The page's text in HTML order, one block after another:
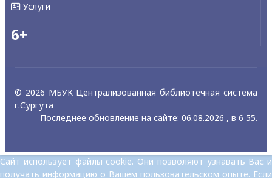
Услуги
6+
© 2026 МБУК Централизованная библиотечная система
г.Сургута
Последнее обновление на сайте: 06.08.2026 , в 6 55.
Сайт использует файлы cookie. Они позволяют узнавать Вас и
получать информацию о Вашем пользовательском опыте. Если